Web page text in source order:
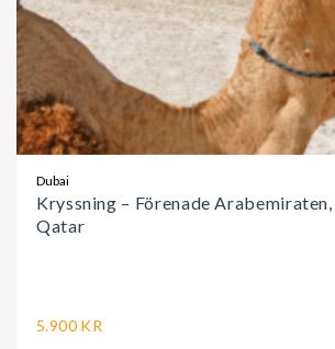
Dubai
Kryssning – Förenade
Qatar
5.900 KR